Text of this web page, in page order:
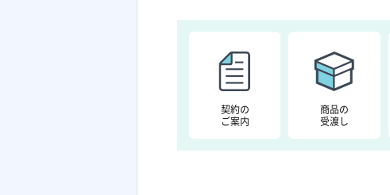
契約の
ご案内
商品の
受渡し